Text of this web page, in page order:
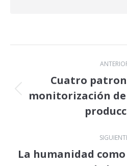
Navegación
entreCuatro
monitorización de
La humanidad